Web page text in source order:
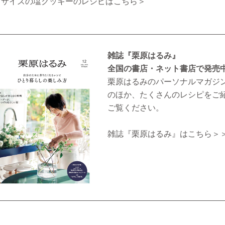
雑誌『栗原はるみ』
全国の書店・ネット書店で発売
栗原はるみのパーソナルマガジ
のほか、たくさんのレシピをご
ご覧ください。
雑誌『栗原はるみ』はこちら＞